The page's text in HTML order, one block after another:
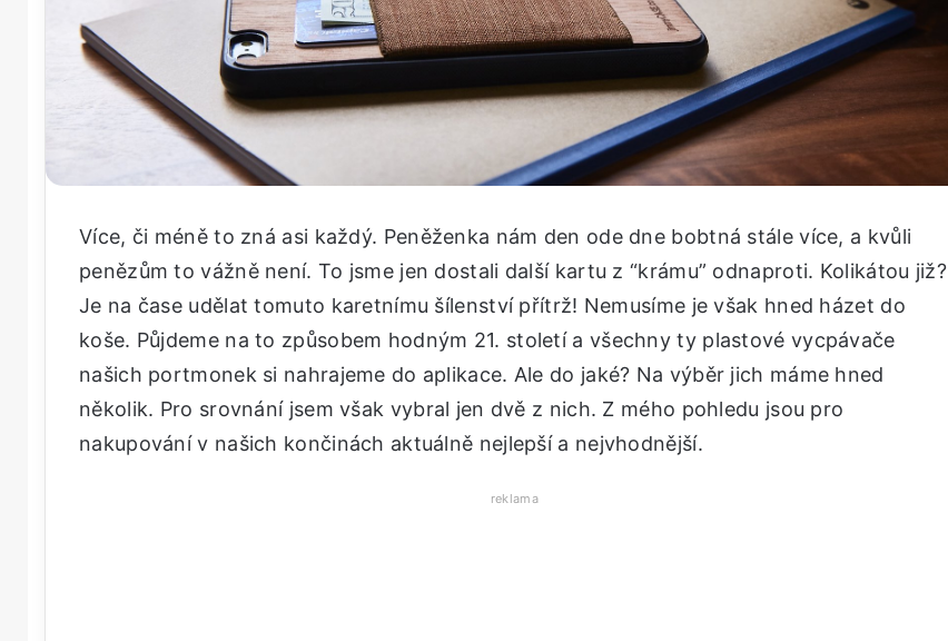
Více, či méně to zná asi každý. Peněženka nám den ode dne bobtná stále více, a kvůli
penězům to vážně není. To jsme jen dostali další kartu z “krámu” odnaproti. Kolikátou již?
Je na čase udělat tomuto karetnímu šílenství přítrž! Nemusíme je však hned házet do
koše. Půjdeme na to způsobem hodným 21. století a všechny ty plastové vycpávače
našich portmonek si nahrajeme do aplikace. Ale do jaké? Na výběr jich máme hned
několik. Pro srovnání jsem však vybral jen dvě z nich. Z mého pohledu jsou pro
nakupování v našich končinách aktuálně nejlepší a nejvhodnější.
reklama